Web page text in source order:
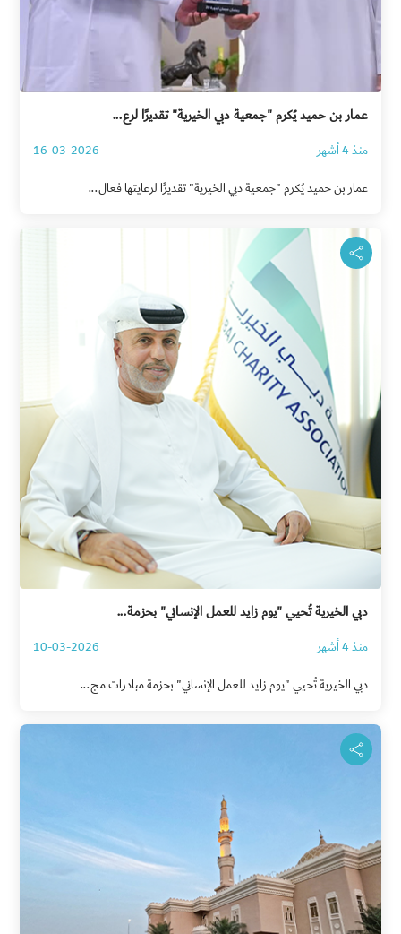
عمار بن حميد يُكرم "جمعية دبي الخيرية" تقديرًا لرع...
منذ 4 أشهر
16-03-2026
عمار بن حميد يُكرم "جمعية دبي الخيرية" تقديرًا لرعايتها فعال...
دبي الخيرية تُحيي "يوم زايد للعمل الإنساني" بحزمة...
منذ 4 أشهر
10-03-2026
دبي الخيرية تُحيي "يوم زايد للعمل الإنساني" بحزمة مبادرات مج...